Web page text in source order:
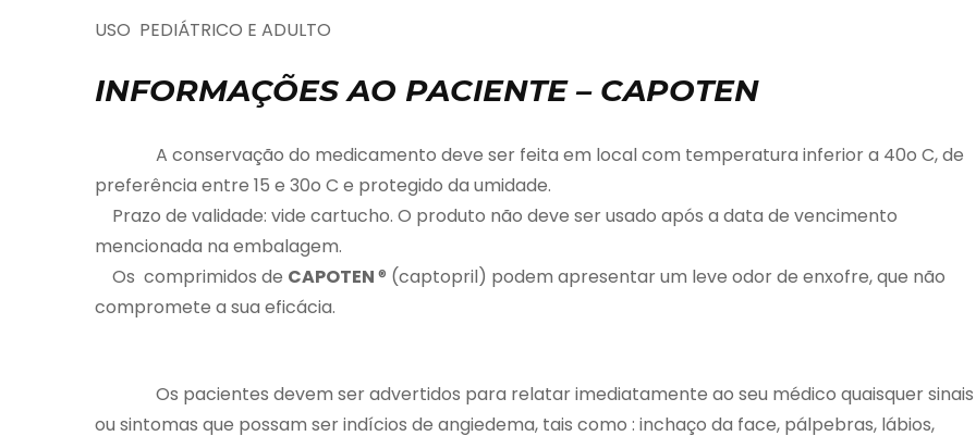
USO PEDIÁTRICO E ADULTO
INFORMAÇÕES AO PACIENTE – CAPOTEN
A conservação do medicamento deve ser feita em local com temperatura inferior a 40o C, de
preferência entre 15 e 30o C e protegido da umidade.
Prazo de validade: vide cartucho. O produto não deve ser usado após a data de vencimento
mencionada na embalagem.
Os comprimidos de CAPOTEN® (captopril) podem apresentar um leve odor de enxofre, que não
compromete a sua eficácia.
Os pacientes devem ser advertidos para relatar imediatamente ao seu médico quaisquer sinais
ou sintomas que possam ser indícios de angiedema, tais como : inchaço da face, pálpebras, lábios,